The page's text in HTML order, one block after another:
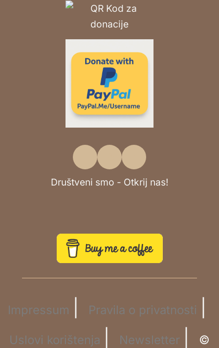
Društveni smo - Otkrij nas!
Impressum Pravila o privatnosti
Uslovi korištenja Newsletter ©